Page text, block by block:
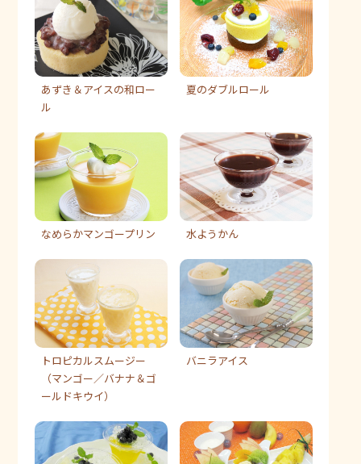
あずき＆アイスの和ロー
ル
夏のダブルロール
なめらかマンゴープリン 水ようかん
トロピカルスムージー
（マンゴー／バナナ＆ゴ
ールドキウイ）
バニラアイス